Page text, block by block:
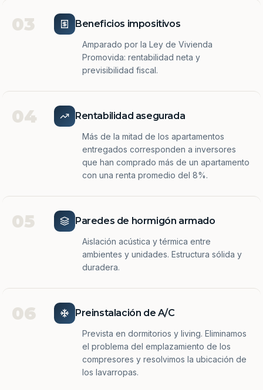
03 Beneficios impositivos
Amparado por la Ley de Vivienda
Promovida: rentabilidad neta y
previsibilidad fiscal.
04 Rentabilidad asegurada
Más de la mitad de los apartamentos
entregados corresponden a inversores
que han comprado más de un apartamento
con una renta promedio del 8%.
05 Paredes de hormigón armado
Aislación acústica y térmica entre
ambientes y unidades. Estructura sólida y
duradera.
06 Preinstalación de A/C
Prevista en dormitorios y living. Eliminamos
el problema del emplazamiento de los
compresores y resolvimos la ubicación de
los lavarropas.